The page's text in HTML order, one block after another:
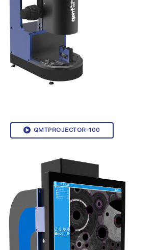
QMTPROJECTOR-100